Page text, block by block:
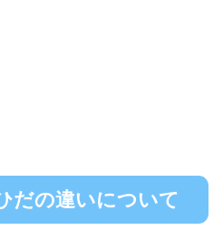
だの違いについて